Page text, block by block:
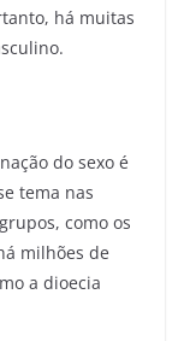
há muitas
do sexo é
tema nas
como os
milhões de
a dioecia